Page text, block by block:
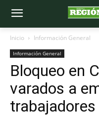
Inicio Información General
Información General
Bloqueo en
varados a
trabajadores